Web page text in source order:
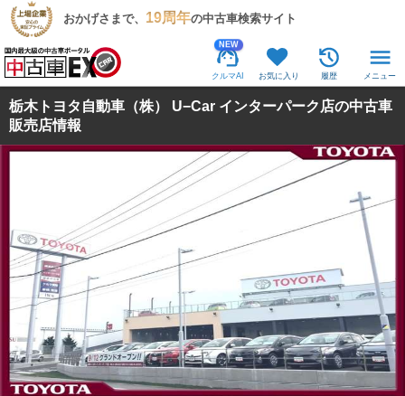
おかげさまで、 19周年の中古車検索サイト
NEW
クルマAI お気に入り 履歴 メニュー
栃木トヨタ自動車（株） U−Car インターパーク店の中古車
販売店情報